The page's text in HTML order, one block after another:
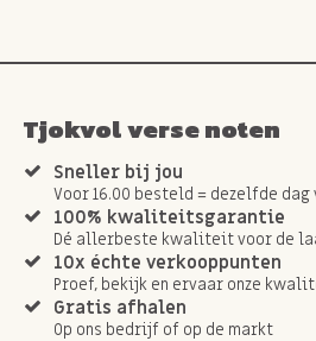
Tjokvol verse noten
Sneller bij jou
Voor 16.00 besteld = dezelfde dag
100% kwaliteitsgarantie
Dé allerbeste kwaliteit voor de
10x échte verkooppunten
Proef, bekijk en ervaar onze
Gratis afhalen
Op ons bedrijf of op de markt